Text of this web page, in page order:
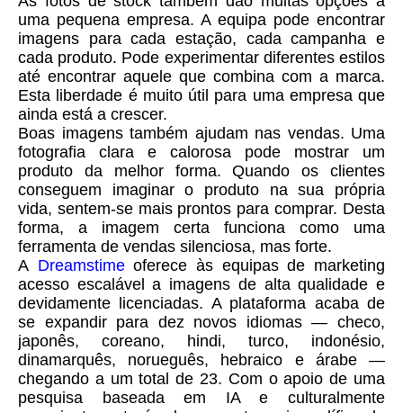
uma pequena empresa. A equipa pode encontrar
imagens para cada estação, cada campanha e
cada produto. Pode experimentar diferentes estilos
até encontrar aquele que combina com a marca.
Esta liberdade é muito útil para uma empresa que
ainda está a crescer.
Boas imagens também ajudam nas vendas. Uma
fotografia clara e calorosa pode mostrar um
produto da melhor forma. Quando os clientes
conseguem imaginar o produto na sua própria
vida, sentem-se mais prontos para comprar. Desta
forma, a imagem certa funciona como uma
ferramenta de vendas silenciosa, mas forte.
A Dreamstimeoferece às equipas de marketing
acesso escalável a imagens de alta qualidade e
devidamente licenciadas. A plataforma acaba de
se expandir para dez novos idiomas — checo,
japonês, coreano, hindi, turco, indonésio,
dinamarquês, norueguês, hebraico e árabe —
chegando a um total de 23. Com o apoio de uma
pesquisa baseada em IA e culturalmente